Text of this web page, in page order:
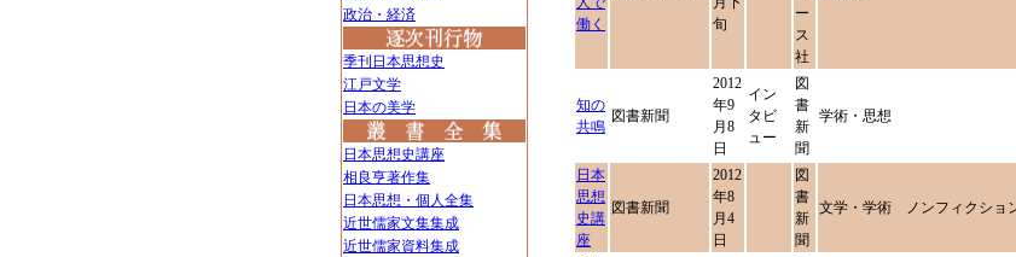
政治・経済
季刊日本思想史
江戸文学
日本の美学
日本思想史講座
相良亨著作集
日本思想・個人全集
近世儒家文集集成
近世儒家資料集成
働く
旬
ー
ス
社
知の
共鳴
図書新聞
2012
年9
月8
日
イン
タビ
ュー
図
書
新
聞
学術・思想
日本
思想
史講
座
図書新聞
2012
年8
月4
日
図
書
新
聞
文学・学術 ノンフィクショ